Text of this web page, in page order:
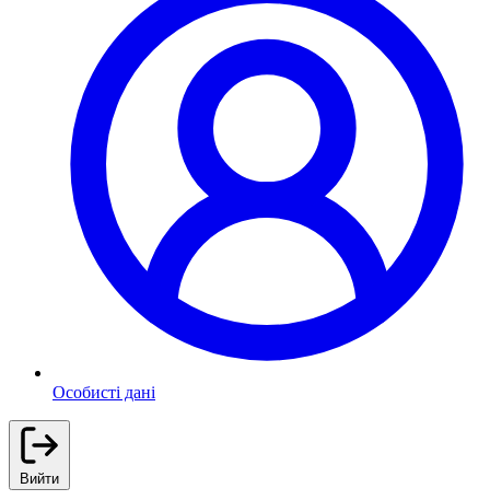
Особисті дані
Вийти